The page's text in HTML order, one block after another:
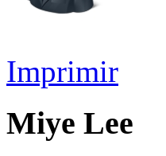
Imprimir
Miye Lee